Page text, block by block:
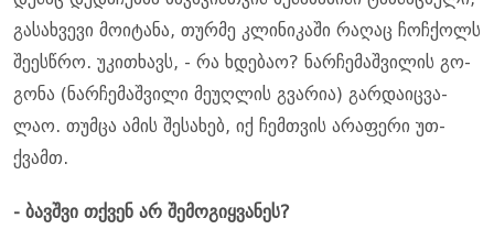
გა­სახ­ვე­ვი მო­ი­ტა­ნა, თურ­მე კლი­ნი­კა­ში რა­ღაც ჩოჩ­ქოლს
შე­ეს­წრო. უკი­თხავს, - რა ხდე­ბაო? ნარ­ჩე­მაშ­ვი­ლის გო­
გო­ნა (ნარ­ჩე­მაშ­ვი­ლი მე­უღ­ლის გვა­რია) გარ­და­იც­ვა­
ლაო. თუმ­ცა ამის შე­სა­ხებ, იქ ჩემ­თვის არა­ფე­რი უთ­
ქვამთ.
- ბავ­შვი თქვენ არ შე­მო­გიყ­ვა­ნეს?